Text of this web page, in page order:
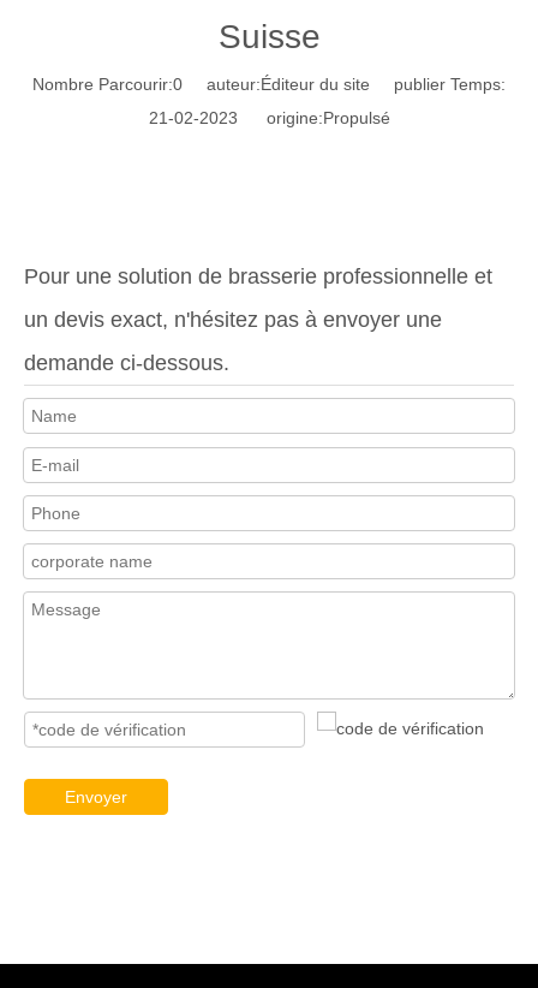
Suisse
Nombre Parcourir:0 auteur:Éditeur du site publier Temps:
21-02-2023 origine:Propulsé
Pour une solution de brasserie professionnelle et
un devis exact, n'hésitez pas à envoyer une
demande ci-dessous.
Envoyer